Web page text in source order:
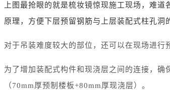
上图最抢眼的就是梳妆镜惊现施工现场，难
原理，方便下层预留钢筋与上层装配式柱孔洞
对于吊装难度较大的部位，还可以在现场进行
为了增加装配式构件和现浇层之间的连接，
（70mm厚预制楼板+80mm厚现浇层）。